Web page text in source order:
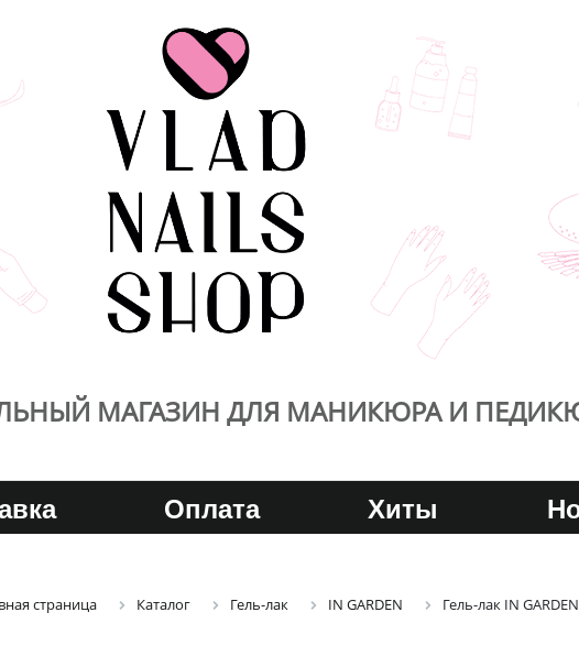
МАГАЗИН ДЛЯ МАНИКЮРА И
Оплата Хиты
страница Каталог Гель-лак IN GARDEN Гель-лак IN